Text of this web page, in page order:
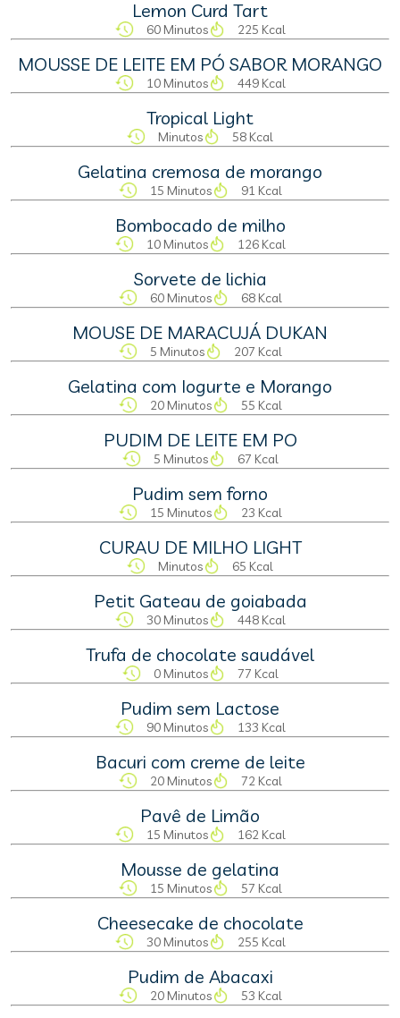
Lemon Curd Tart
60 Minutos 225 Kcal
MOUSSE DE LEITE EM PÓ SABOR MORANGO
10 Minutos 449 Kcal
Tropical Light
Minutos 58 Kcal
Gelatina cremosa de morango
15 Minutos 91 Kcal
Bombocado de milho
10 Minutos 126 Kcal
Sorvete de lichia
60 Minutos 68 Kcal
MOUSE DE MARACUJÁ DUKAN
5 Minutos 207 Kcal
Gelatina com Iogurte e Morango
20 Minutos 55 Kcal
PUDIM DE LEITE EM PO
5 Minutos 67 Kcal
Pudim sem forno
15 Minutos 23 Kcal
CURAU DE MILHO LIGHT
Minutos 65 Kcal
Petit Gateau de goiabada
30 Minutos 448 Kcal
Trufa de chocolate saudável
0 Minutos 77 Kcal
Pudim sem Lactose
90 Minutos 133 Kcal
Bacuri com creme de leite
20 Minutos 72 Kcal
Pavê de Limão
15 Minutos 162 Kcal
Mousse de gelatina
15 Minutos 57 Kcal
Cheesecake de chocolate
30 Minutos 255 Kcal
Pudim de Abacaxi
20 Minutos 53 Kcal